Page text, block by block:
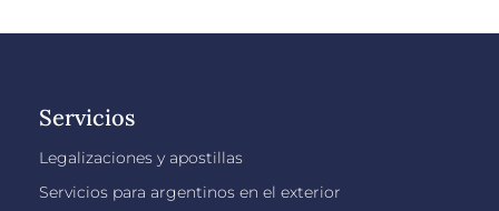
Servicios
Legalizaciones y apostillas
Servicios para argentinos en el exterior